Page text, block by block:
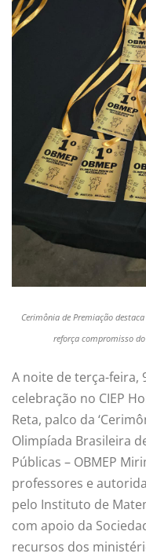
Cerimônia de Premiação
reforça compromisso
A noite de terça-feira,
celebração no CIEP
Reta, palco da
Olimpíada Brasileira
Públicas – OBMEP
professores e
pelo Instituto de
com apoio da
recursos dos